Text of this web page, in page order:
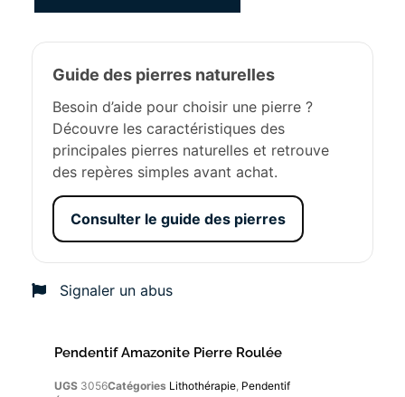
Guide des pierres naturelles
Besoin d’aide pour choisir une pierre ?
Découvre les caractéristiques des
principales pierres naturelles et retrouve
des repères simples avant achat.
Consulter le guide des pierres
Signaler un abus
Pendentif Amazonite Pierre Roulée
UGS 3056Catégories Lithothérapie, Pendentif